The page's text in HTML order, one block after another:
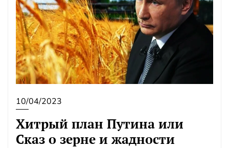
10/04/2023
Хитрый план Путина или
Сказ о зерне и жадности